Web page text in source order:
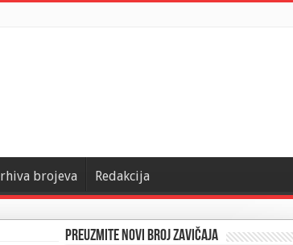
brojeva Redakcija
Preuzmite novi broj Zavičaja